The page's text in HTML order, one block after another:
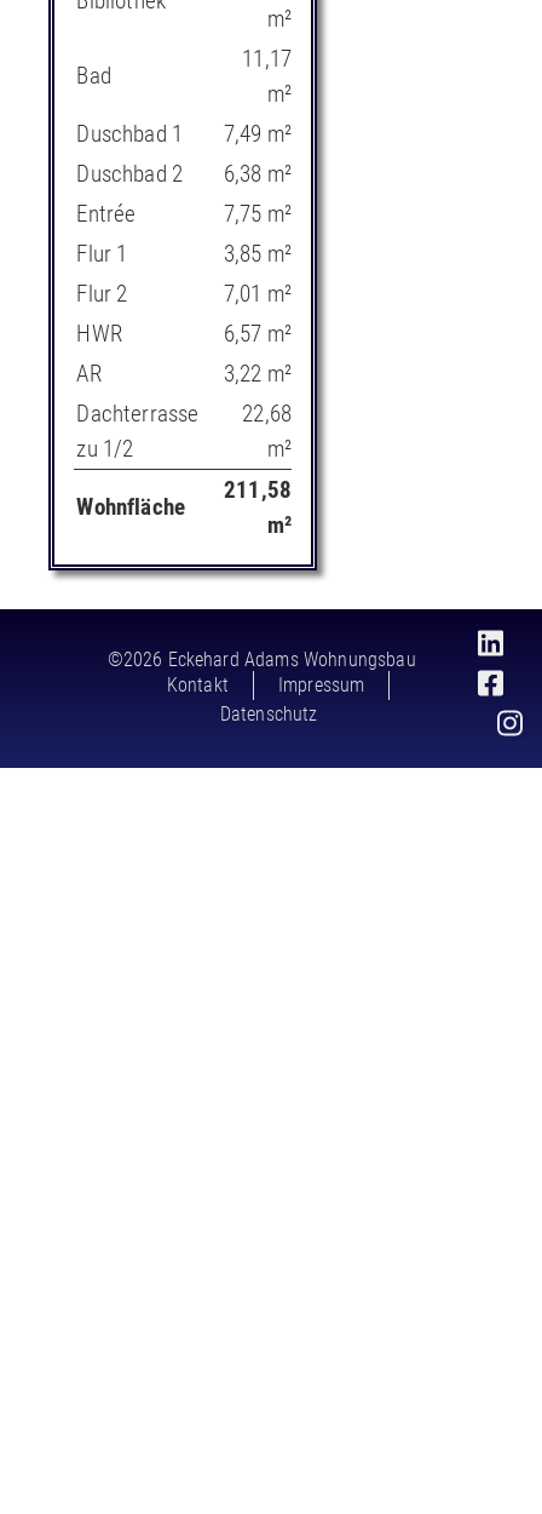
m²
Bad
11,17
m²
Duschbad 1
7,49 m²
Duschbad 2
6,38 m²
Entrée
7,75 m²
Flur 1
3,85 m²
Flur 2
7,01 m²
HWR
6,57 m²
AR
3,22 m²
Dachterrasse
zu 1/2
22,68
m²
Wohnfläche
211,58
m²
©2026 Eckehard Adams Wohnungsbau
Kontakt
Impressum
Datenschutz